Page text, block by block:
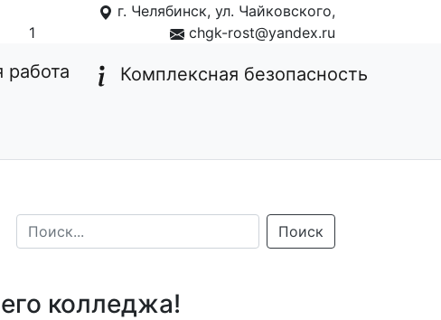
г. Челябинск, ул. Чайковского,
1
chgk-rost@yandex.ru
работа Комплексная безопасность
Поиск
колледжа!